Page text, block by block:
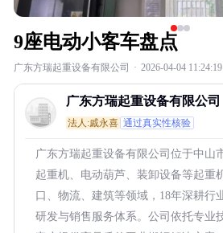
9座电动小客车盘点
广东方瑞起重设备有限公司 · 2026-04-04 11:24:19
广东方瑞起重设备有限公司
法人:戚永喜 通过真实性核验
广东方瑞起重设备有限公司位于中山
起重机、电动葫芦、装卸设备等起重
口、物流、建筑等领域，18年深耕行
研发与销售服务体系。公司依托专业